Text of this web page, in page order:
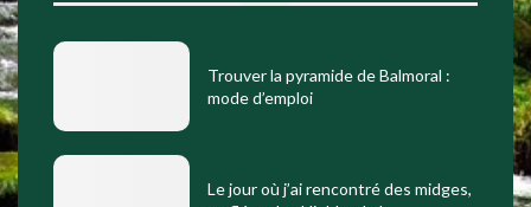
Trouver la pyramide de Balmoral :
mode d’emploi
Le jour où j’ai rencontré des midges,